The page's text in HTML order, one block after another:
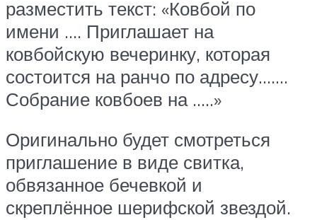
разместить текст: «Ковбой по
имени …. Приглашает на
ковбойскую вечеринку, которая
состоится на ранчо по адресу…….
Собрание ковбоев на …..»
Оригинально будет смотреться
приглашение в виде свитка,
обвязанное бечевкой и
скреплённое шерифской звездой.